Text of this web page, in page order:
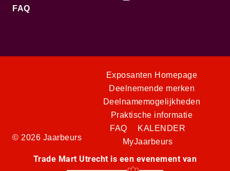
FAQ
© 2026 Jaarbeurs
Exposanten Homepage
Deelnemende merken
Deelnamemogelijkheden
Praktische informatie
FAQ
KALENDER
MyJaarbeurs
Trade Mart Utrecht is een evenement van